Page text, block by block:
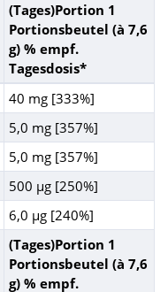
(Tages)Portion 1
Portionsbeutel (à 7,6
g) % empf.
Tagesdosis*
40 mg [333%]
5,0 mg [357%]
5,0 mg [357%]
500 µg [250%]
6,0 µg [240%]
(Tages)Portion 1
Portionsbeutel (à 7,6
g) % empf.